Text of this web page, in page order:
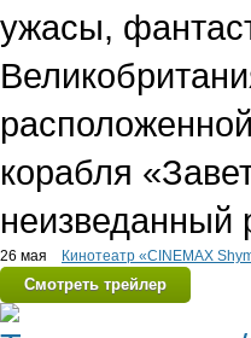
ужасы,
корабля
26 мая Кинотеатр «CINEMAX
Смотреть трейлер